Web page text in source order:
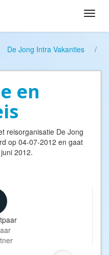
De Jong Intra Vakanties
/
en
reisorganisatie De Jong
op 04-07-2012 en gaat
2012.